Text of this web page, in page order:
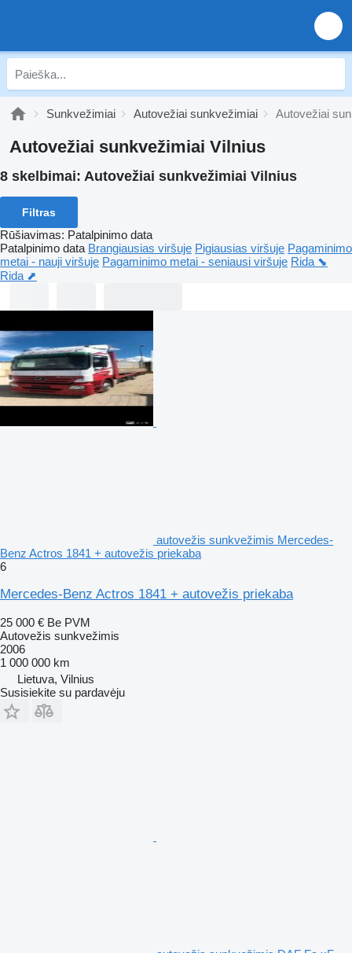
Sunkvežimiai Autovežiai sunkvežimiai Autovežiai
Autovežiai sunkvežimiai Vilnius
8 skelbimai: Autovežiai sunkvežimiai Vilnius
Filtras
Rūšiavimas: Patalpinimo data
Patalpinimo data Brangiausias viršuje Pigiausias viršuje Pagaminimo
metai - nauji viršuje Pagaminimo metai - seniausi viršuje Rida ⬊
Rida ⬈
autovežis sunkvežimis Mercedes-
Benz Actros 1841 + autovežis priekaba
6
Mercedes-Benz Actros 1841 + autovežis priekaba
25 000 € Be PVM
Autovežis sunkvežimis
2006
1 000 000 km
Lietuva, Vilnius
Susisiekite su pardavėju